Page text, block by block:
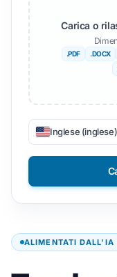
ALIMENTATI DALL'IA
Carica o
.PDF .DOCX
Inglese (inglese)